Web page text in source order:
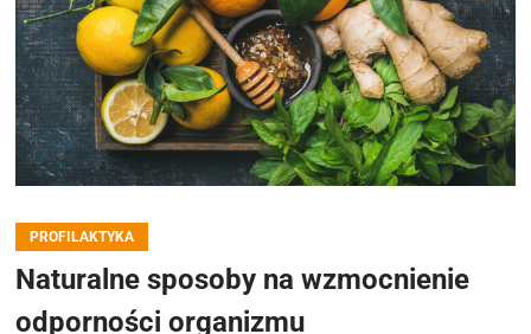
PROFILAKTYKA
Naturalne sposoby na wzmocnienie
odporności organizmu